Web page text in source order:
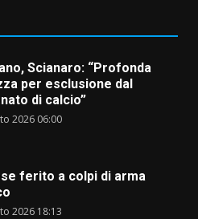
Scianaro: “Profonda
per esclusione dal
di calcio”
2026 06:00
ferito a colpi di arma
2026 18:13